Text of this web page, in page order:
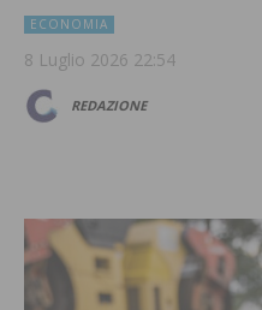
ECONOMIA
8 Luglio 2026 22:54
REDAZIONE